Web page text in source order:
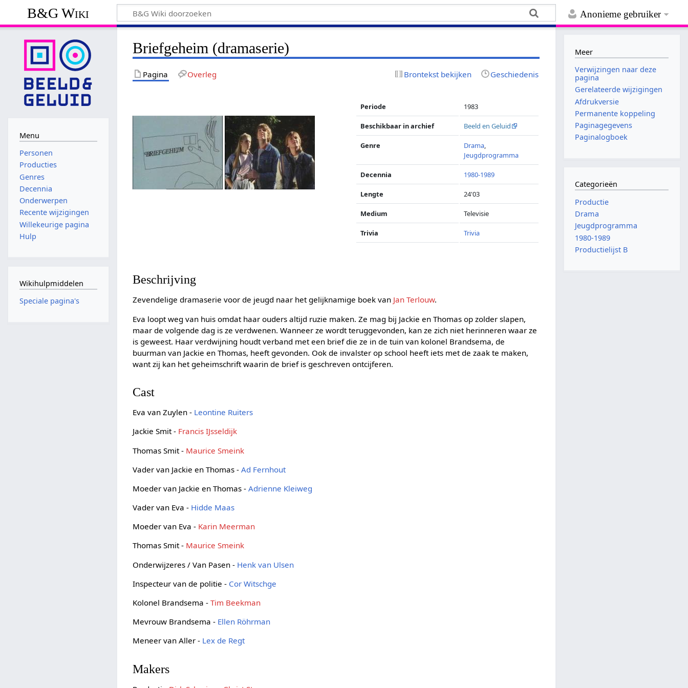
Anonieme gebruiker
B&G Wiki
Briefgeheim (dramaserie)
Pagina Overleg Brontekst bekijken Geschiedenis
Periode 1983
Beschikbaar in archief Beeld en Geluid
Genre Drama,
Jeugdprogramma
Decennia 1980-1989
Lengte 24'03
Medium Televisie
Trivia Trivia
Beschrijving
Zevendelige dramaserie voor de jeugd naar het gelijknamige boek van Jan Terlouw.
Eva loopt weg van huis omdat haar ouders altijd ruzie maken. Ze mag bij Jackie en Thomas op zolder slapen,
maar de volgende dag is ze verdwenen. Wanneer ze wordt teruggevonden, kan ze zich niet herinneren waar ze
is geweest. Haar verdwijning houdt verband met een brief die ze in de tuin van kolonel Brandsema, de
buurman van Jackie en Thomas, heeft gevonden. Ook de invalster op school heeft iets met de zaak te maken,
want zij kan het geheimschrift waarin de brief is geschreven ontcijferen.
Cast
Eva van Zuylen - Leontine Ruiters
Jackie Smit - Francis IJsseldijk
Thomas Smit - Maurice Smeink
Vader van Jackie en Thomas -Ad Fernhout
Moeder van Jackie en Thomas -Adrienne Kleiweg
Vader van Eva - Hidde Maas
Moeder van Eva - Karin Meerman
Thomas Smit - Maurice Smeink
Onderwijzeres / Van Pasen - Henk van Ulsen
Inspecteur van de politie - Cor Witschge
Kolonel Brandsema -Tim Beekman
Mevrouw Brandsema - Ellen Röhrman
Meneer van Aller - Lex de Regt
Makers
Menu
Personen
Producties
Genres
Decennia
Onderwerpen
Recente wijzigingen
Willekeurige pagina
Hulp
Wikihulpmiddelen
Speciale pagina's
Meer
Verwijzingen naar deze
pagina
Gerelateerde wijzigingen
Afdrukversie
Permanente koppeling
Paginagegevens
Paginalogboek
Categorieën
Productie
Drama
Jeugdprogramma
1980-1989
Productielijst B